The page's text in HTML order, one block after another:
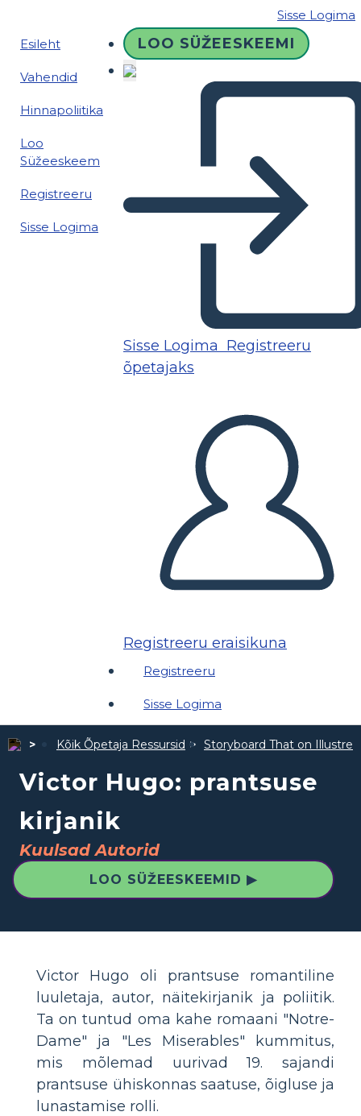
Sisse Logima
Esileht
Vahendid
Hinnapoliitika
Loo
Süžeeskeem
Registreeru
Sisse Logima
LOO SÜŽEESKEEMI
Sisse Logima Registreeru
õpetajaks
Registreeru eraisikuna
Registreeru
Sisse Logima
Kõik Õpetaja Ressursid Storyboard That on
Victor Hugo: prantsuse
kirjanik
Kuulsad Autorid
LOO SÜŽEESKEEMID ▶
Victor Hugo oli prantsuse romantiline
luuletaja, autor, näitekirjanik ja poliitik.
Ta on tuntud oma kahe romaani "Notre-
Dame" ja "Les Miserables" kummitus,
mis mõlemad uurivad 19. sajandi
prantsuse ühiskonnas saatuse, õigluse ja
lunastamise rolli.